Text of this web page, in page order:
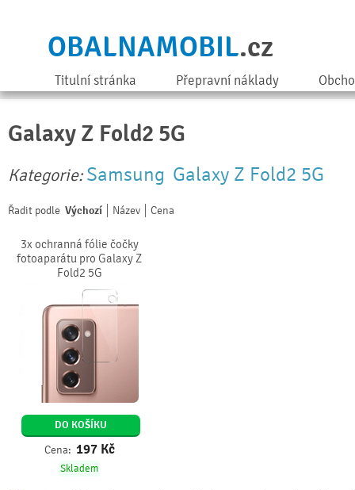
OBALNAMOBIL.cz
Titulní stránka Přepravní náklady
Galaxy Z Fold2 5G
Kategorie: Samsung Galaxy Z Fold2 5G
Řadit podle Výchozí Název Cena
3x ochranná fólie čočky
fotoaparátu pro Galaxy Z
Fold2 5G
DO KOŠÍKU
Cena: 197 Kč
Skladem